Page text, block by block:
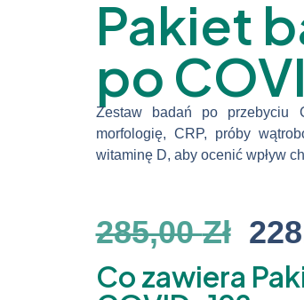
Pakiet
po
Zestaw badań po przebyciu
morfologię, CRP, próby
witaminę D, aby ocenić wpływ
285,00Zł
Co zawiera